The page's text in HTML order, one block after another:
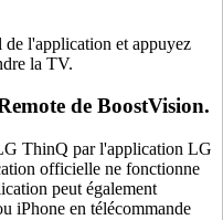
de l'application et appuyez
la TV.
de BoostVision.
ThinQ par l'application LG
officielle ne fonctionne
peut également
iPhone en télécommande